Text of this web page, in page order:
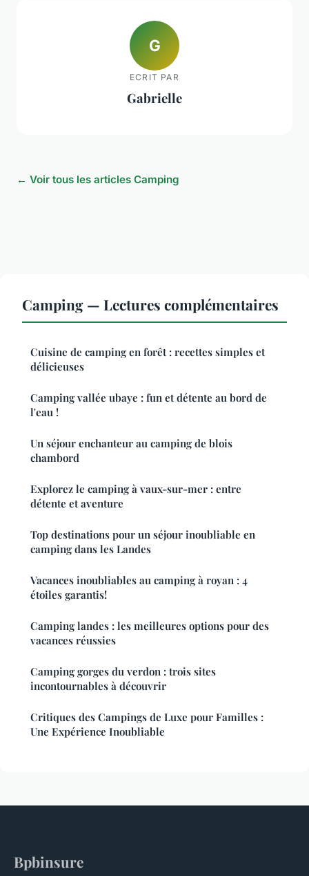
G
ECRIT PAR
Gabrielle
← Voir tous les articles Camping
Camping — Lectures complémentaires
Cuisine de camping en forêt : recettes simples et
délicieuses
Camping vallée ubaye : fun et détente au bord de
l'eau !
Un séjour enchanteur au camping de blois
chambord
Explorez le camping à vaux-sur-mer : entre
détente et aventure
Top destinations pour un séjour inoubliable en
camping dans les Landes
Vacances inoubliables au camping à royan : 4
étoiles garantis!
Camping landes : les meilleures options pour des
vacances réussies
Camping gorges du verdon : trois sites
incontournables à découvrir
Critiques des Campings de Luxe pour Familles :
Une Expérience Inoubliable
Bpbinsure